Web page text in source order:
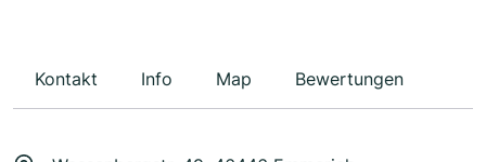
Kontakt Info Map Bewertungen